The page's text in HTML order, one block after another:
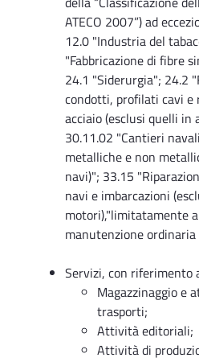
ATECO 2007”) ad
12.0 "Industria del
"Fabbricazione di fibre
24.1 "Siderurgia"; 24.2
condotti, profilati cavi e
acciaio (esclusi quelli in
30.11.02 "Cantieri
metalliche e non
navi)"; 33.15
navi e imbarcazioni
motori),"limitatamente
manutenzione ordinaria
Servizi, con riferimento
Magazzinaggio e
trasporti;
Attività editoriali;
Attività di